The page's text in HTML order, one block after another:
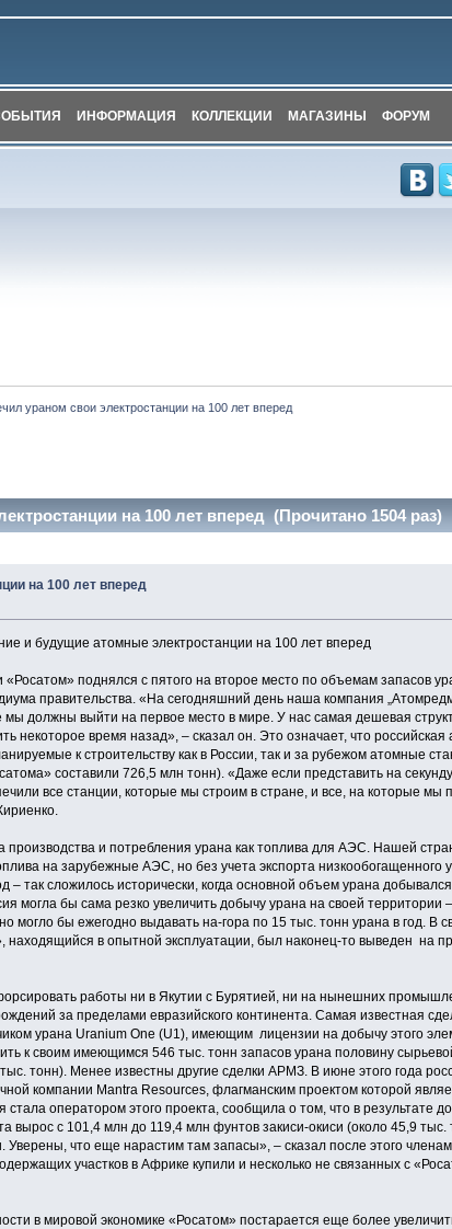
ИНФОРМАЦИЯ КОЛЛЕКЦИИ МАГАЗИНЫ ФОРУМ
ураном свои электростанции на 100 лет вперед
на 100 лет вперед (Прочитано 1504 раз)
на 100 лет вперед
и будущие атомные электростанции на 100 лет вперед
поднялся с пятого на второе место по объемам запасов
правительства. «На сегодняшний день наша компания
должны выйти на первое место в мире. У нас самая дешевая
некоторое время назад», – сказал он. Это означает, что
к строительству как в России, так и за рубежом атомные
составили 726,5 млн тонн). «Даже если представить на
все станции, которые мы строим в стране, и все, на которые мы
производства и потребления урана как топлива для АЭС. Нашей
на зарубежные АЭС, но без учета экспорта низкообогащенного
– так сложилось исторически, когда основной объем урана
могла бы сама резко увеличить добычу урана на своей территории
могло бы ежегодно выдавать на-гора по 15 тыс. тонн урана в год. В
находящийся в опытной эксплуатации, был наконец-то выведен
работы ни в Якутии с Бурятией, ни на нынешних
за пределами евразийского континента. Самая известная
урана Uranium One (U1), имеющим лицензии на добычу этого
к своим имеющимся 546 тыс. тонн запасов урана половину
тонн). Менее известны другие сделки АРМЗ. В июне этого года
компании Mantra Resources, флагманским проектом которой
оператором этого проекта, сообщила о том, что в результате
вырос с 101,4 млн до 119,4 млн фунтов закиси-окиси (около 45,9
что еще нарастим там запасы», – сказал после этого
участков в Африке купили и несколько не связанных с
в мировой экономике «Росатом» постарается еще более